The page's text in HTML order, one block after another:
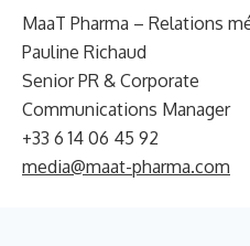
MaaT Pharma – Relations
Pauline Richaud
Senior PR & Corporate
Communications Manager
+33 6 14 06 45 92
media@maat-pharma.com